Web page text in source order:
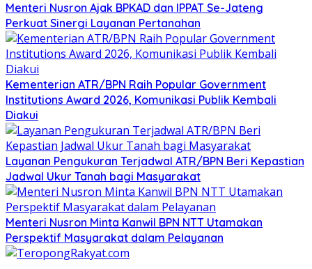
Menteri Nusron Ajak BPKAD dan IPPAT Se-Jateng
Perkuat Sinergi Layanan Pertanahan
Kementerian ATR/BPN Raih Popular Government
Institutions Award 2026, Komunikasi Publik Kembali
Diakui
Layanan Pengukuran Terjadwal ATR/BPN Beri Kepastian
Jadwal Ukur Tanah bagi Masyarakat
Menteri Nusron Minta Kanwil BPN NTT Utamakan
Perspektif Masyarakat dalam Pelayanan